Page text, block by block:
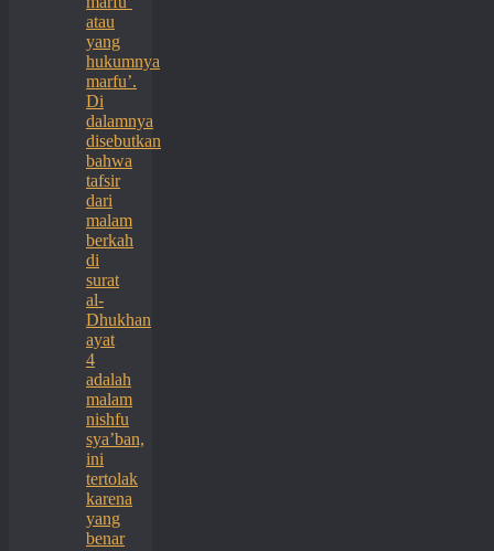
atau
yang
hukumnya
marfu’.
Di
dalamnya
disebutkan
bahwa
tafsir
dari
malam
berkah
di
surat
al-
Dhukhan
ayat
4
adalah
malam
nishfu
sya’ban,
ini
tertolak
karena
yang
benar